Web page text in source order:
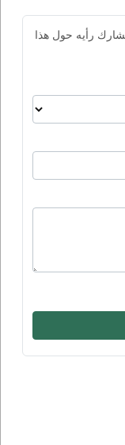
رأيه حول هذا